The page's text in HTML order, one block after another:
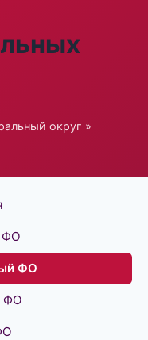
округ »
ФО
ФО
ФО